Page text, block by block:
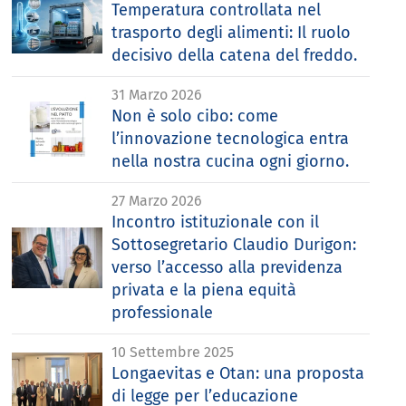
Temperatura controllata nel
trasporto degli alimenti: Il ruolo
decisivo della catena del freddo.
31 Marzo 2026
Non è solo cibo: come
l’innovazione tecnologica entra
nella nostra cucina ogni giorno.
27 Marzo 2026
Incontro istituzionale con il
Sottosegretario Claudio Durigon:
verso l’accesso alla previdenza
privata e la piena equità
professionale
10 Settembre 2025
Longaevitas e Otan: una proposta
di legge per l’educazione